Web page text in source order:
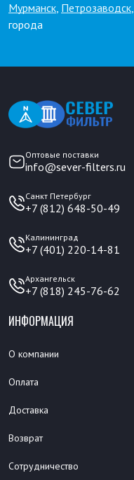
Мурманск, Петрозаводск,
города
Оптовые поставки
info@sever-filters.ru
Санкт Петербург
+7 (812) 648-50-49
Калининград
+7 (401) 220-14-81
Архангельск
+7 (818) 245-76-62
ИНФОРМАЦИЯ
О компании
Оплата
Доставка
Возврат
Сотрудничество